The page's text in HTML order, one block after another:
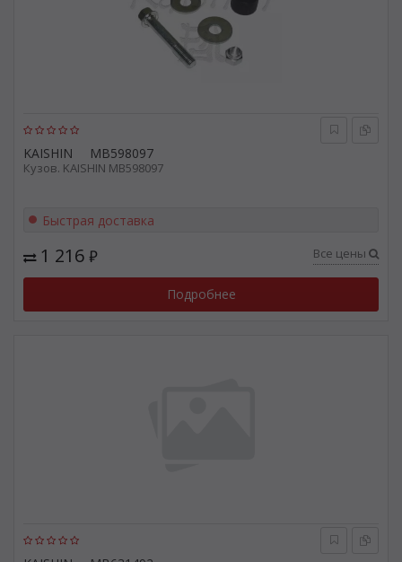
KAISHIN MB598097
Кузов. KAISHIN MB598097
Быстрая доставка
1 216 ₽ Все цены
Подробнее